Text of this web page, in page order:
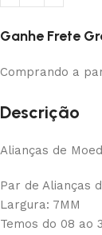
Ganhe Frete
Comprando a
Descrição
Alianças de
Par de Alianças
Largura: 7MM
Temos do 08 ao